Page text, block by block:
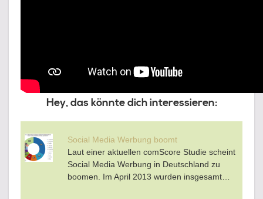
Hey, das könnte dich interessieren:
Social Media Werbung boomt
Laut einer aktuellen comScore Studie scheint
Social Media Werbung in Deutschland zu
boomen. Im April 2013 wurden insgesamt…